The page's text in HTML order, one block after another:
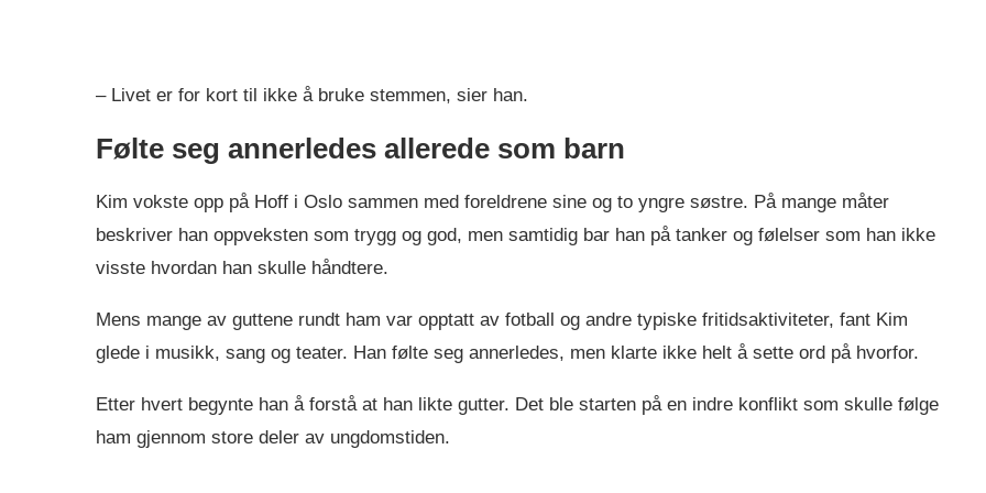
– Livet er for kort til ikke å bruke stemmen, sier han.
Følte seg annerledes allerede som barn
Kim vokste opp på Hoff i Oslo sammen med foreldrene sine og to yngre søstre. På mange måter
beskriver han oppveksten som trygg og god, men samtidig bar han på tanker og følelser som han ikke
visste hvordan han skulle håndtere.
Mens mange av guttene rundt ham var opptatt av fotball og andre typiske fritidsaktiviteter, fant Kim
glede i musikk, sang og teater. Han følte seg annerledes, men klarte ikke helt å sette ord på hvorfor.
Etter hvert begynte han å forstå at han likte gutter. Det ble starten på en indre konflikt som skulle følge
ham gjennom store deler av ungdomstiden.